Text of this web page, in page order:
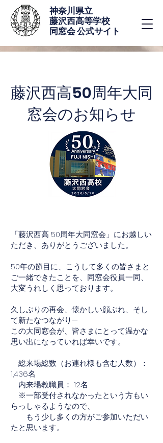
神奈川県立
藤沢西高等学校
同窓会 公式サイト
藤沢西高50周年大同
窓会のお知らせ
「藤沢西高 50周年大同窓会」にお越しい
ただき、ありがとうございました。
50年の節目に、こうして多くの皆さまと
ご一緒できたことを、同窓会役員一同、
大変うれしく思っております。
久しぶりの再会、懐かしい顔ぶれ、そし
て新たなつながり—
この大同窓会が、皆さまにとって温かな
思い出になっていれば幸いです。
総来場総数（お連れ様も含む人数）：
1,436名
内来場教職員： 12名
※一部受付されなかったという方もい
らっしゃるようなので、
もう少し多くの方がご参加いただい
たと思います。